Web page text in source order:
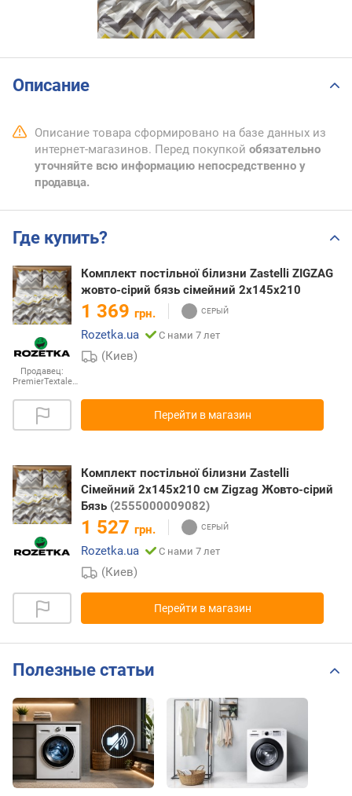
Описание
Описание товара сформировано на базе данных из
интернет-магазинов. Перед покупкой обязательно
уточняйте всю информацию непосредственно у
продавца.
Где купить?
Продавец:
PremierTextale…
Комплект постільної білизни Zastelli ZIGZAG
жовто-сірий бязь сімейний 2х145х210
1 369 грн.
Rozetka.ua
С нами 7 лет
(Киев)
Перейти в магазин
Комплект постільної білизни Zastelli
Сімейний 2х145х210 см Zigzag Жовто-сірий
Бязь (2555000009082)
1 527 грн.
Rozetka.ua
С нами 7 лет
(Киев)
Перейти в магазин
Полезные статьи